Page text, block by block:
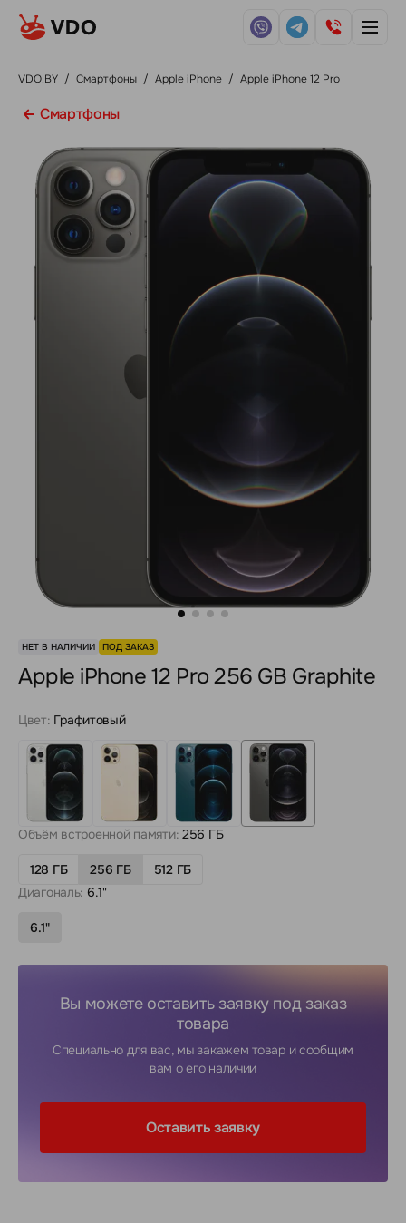
VDO.BY / Смартфоны / Apple iPhone / Apple iPhone 12 Pro
Смартфоны
НЕТ В НАЛИЧИИ ПОД ЗАКАЗ
Apple iPhone 12 Pro 256 GB Graphite
Цвет: Графитовый
Объём встроенной памяти: 256 ГБ
128 ГБ 256 ГБ
512 ГБ
Диагональ: 6.1"
6.1"
Вы можете оставить заявку под заказ
товара
Специально для вас, мы закажем товар и сообщим
вам о его наличии
Оставить заявку